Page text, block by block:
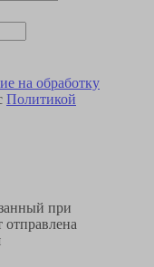
на обработку
Политикой
при
отправлена